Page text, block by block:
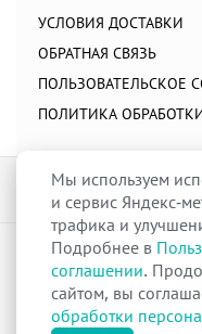
УСЛОВИЯ ДОСТАВКИ
ОБРАТНАЯ СВЯЗЬ
ПОЛЬЗОВАТЕЛЬСКОЕ
ПОЛИТИКА
raduga-ural.ru ©
Группа компаний Радуга
Лицензия
Л042-00110-77/
Разрешение№Р013-00110-
лекарственными
Мы используем
и сервис Яндекс-
трафика и
Подробнее в
соглашении.
сайтом, вы
обработки